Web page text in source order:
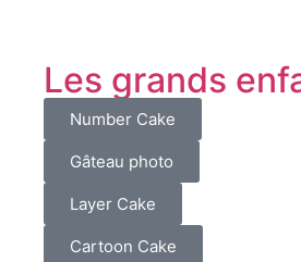
Les grands
Number Cake
Gâteau photo
Layer Cake
Cartoon Cake